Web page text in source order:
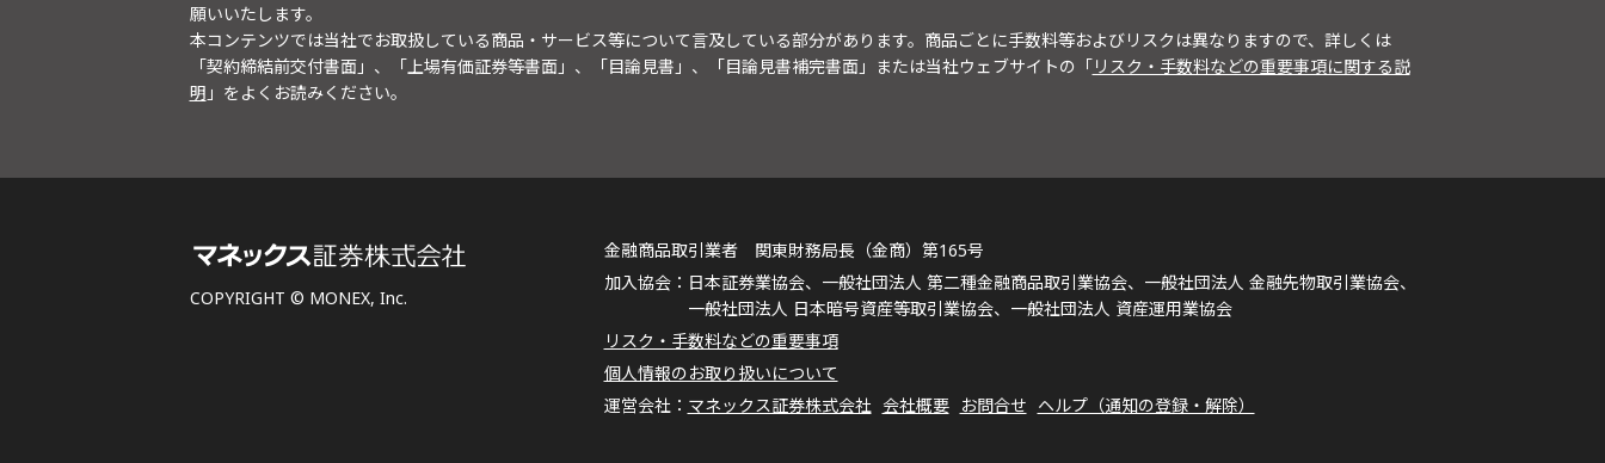
願いいたします。
本コンテンツでは当社でお取扱している商品・サービス等について言及している部分があります。商品ごとに手数料等およびリスクは異なりますので、詳しくは
「契約締結前交付書面」、「上場有価証券等書面」、「目論見書」、「目論見書補完書面」または当社ウェブサイトの「リスク・手数料などの重要事項に関する説
明 」をよくお読みください。
COPYRIGHT © MONEX, Inc.
金融商品取引業者 関東財務局長（金商）第165号
日本証券業協会、一般社団法人 第二種金融商品取引業協会、一般社団法人 金融先物取引業協会、
一般社団法人 日本暗号資産等取引業協会、一般社団法人 資産運用業協会
リスク・手数料などの重要事項
個人情報のお取り扱いについて
マネックス証券株式会社 会社概要 お問合せ ヘルプ（通知の登録・解除）